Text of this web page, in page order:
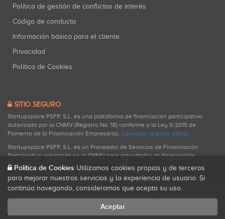
Política de gestión de conflictos de interés
Código de conducta
Información básica para el cliente
Privacidad
Política de Cookies
SITIO SEGURO
Startupxplore PSFP, S.L. es una plataforma de financiación participativa
autorizada por la CNMV (Registro No. 18) conforme a la Ley 5/2015 de
Fomento de la Financiación Empresarial. Consultar registro oficial.
Startupxplore PSFP, S.L. es un Proveedor de Servicios de Financiación
Participativa registrado en la CNMV para actividades de financiación
participativa.
Todos los derechos reservados. Startupxplore ® {0}.
Política de Cookies Utilizamos cookies propias y de terceros
para mejorar nuestros servicios y la experiencia de usuario. Si
continúa navegando, consideramos que acepta su uso.
Aceptar